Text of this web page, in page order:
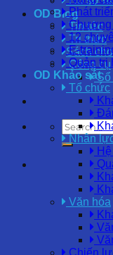
OD Blog
Tin tức
Tri thức
Sách
Công cụ
Sổ
Phát
Chương
12
E-
Quản trị
OD Khảo sát
Tổ chức
Nhân
Văn hóa